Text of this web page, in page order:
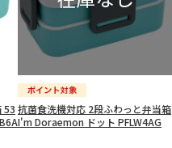
53 抗菌食洗機対応 2段ふわっと弁当箱
I'm Doraemon ドット PFLW4AG